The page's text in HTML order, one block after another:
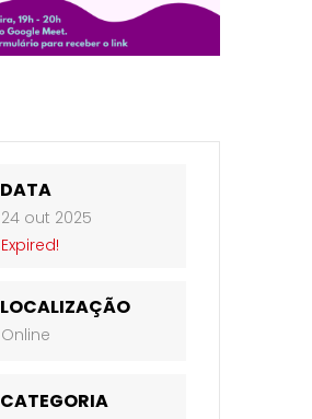
DATA
24 out 2025
Expired!
LOCALIZAÇÃO
Online
CATEGORIA